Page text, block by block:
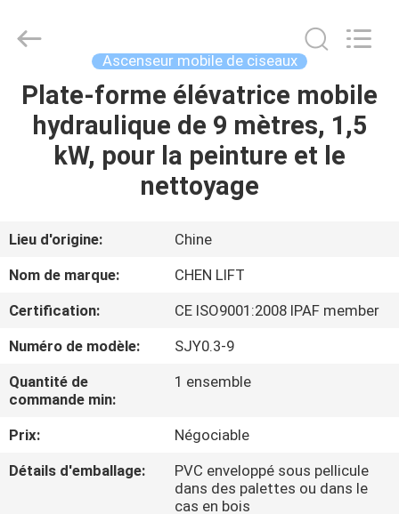
MAISON
À
PROPOS
NOUS
DE
L'USINE
MACHINERY
Rights
Reserved.
Ascenseur mobile de ciseaux
Plate-forme élévatrice mobile
hydraulique de 9 mètres, 1,5
kW, pour la peinture et le
nettoyage
Lieu d'origine:
Chine
Nom de marque:
CHEN LIFT
Certification:
CE ISO9001:2008 IPAF member
Numéro de modèle:
SJY0.3-9
Quantité de
commande min:
1 ensemble
Prix:
Négociable
Détails d'emballage:
PVC enveloppé sous pellicule
dans des palettes ou dans le
cas en bois